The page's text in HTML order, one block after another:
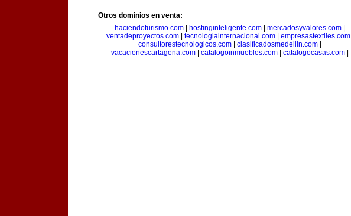
Otros dominios en venta:
haciendoturismo.com
hostinginteligente.com mercadosyvalores.com
ventadeproyectos.com| tecnologiainternacional.com| empresastextiles.com|
consultorestecnologicos.com
clasificadosmedellin.com
vacacionescartagena.com
catalogoinmuebles.com catalogocasas.com